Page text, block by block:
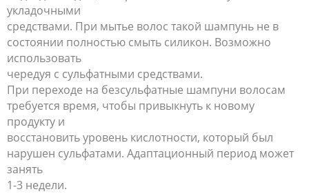
укладочными
средствами. При мытье волос такой шампунь не в
состоянии полностью смыть силикон. Возможно
использовать
чередуя с сульфатными средствами.
При переходе на безсульфатные шампуни волосам
требуется время, чтобы привыкнуть к новому
продукту и
восстановить уровень кислотности, который был
нарушен сульфатами. Адаптационный период может
занять
1-3 недели.